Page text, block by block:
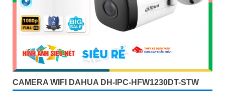
CAMERA WIFI DAHUA DH-IPC-HFW1230DT-STW